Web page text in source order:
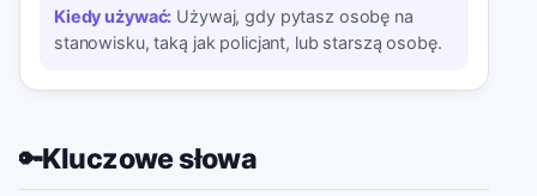
Kiedy używać: Używaj, gdy pytasz osobę na
stanowisku, taką jak policjant, lub starszą osobę.
🔑Kluczowe słowa